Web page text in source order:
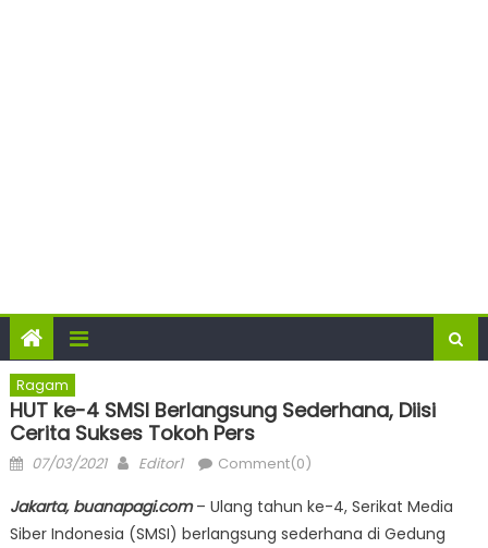
Ragam
HUT ke-4 SMSI Berlangsung Sederhana, Diisi
Cerita Sukses Tokoh Pers
Posted
07/03/2021 Author
Editor1 Comment(0)
Jakarta, buanapagi.com– Ulang tahun ke-4, Serikat Media
Siber Indonesia (SMSI) berlangsung sederhana di Gedung